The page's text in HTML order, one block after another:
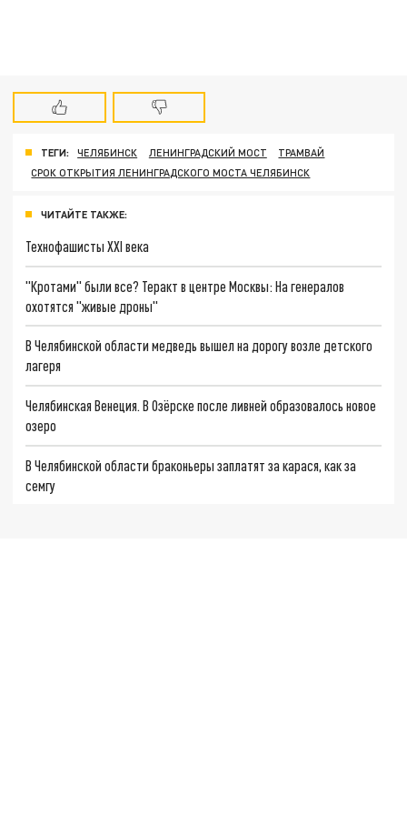
ТЕГИ: ЧЕЛЯБИНСК ЛЕНИНГРАДСКИЙ МОСТ
ТРАМВАЙ
СРОК ОТКРЫТИЯ ЛЕНИНГРАДСКОГО МОСТА ЧЕЛЯБИНСК
ЧИТАЙТЕ ТАКЖЕ:
Технофашисты XXI века
"Кротами" были все? Теракт в центре Москвы: На генералов
охотятся "живые дроны"
В Челябинской области медведь вышел на дорогу возле детского
лагеря
Челябинская Венеция. В Озёрске после ливней образовалось новое
озеро
В Челябинской области браконьеры заплатят за карася, как за
семгу